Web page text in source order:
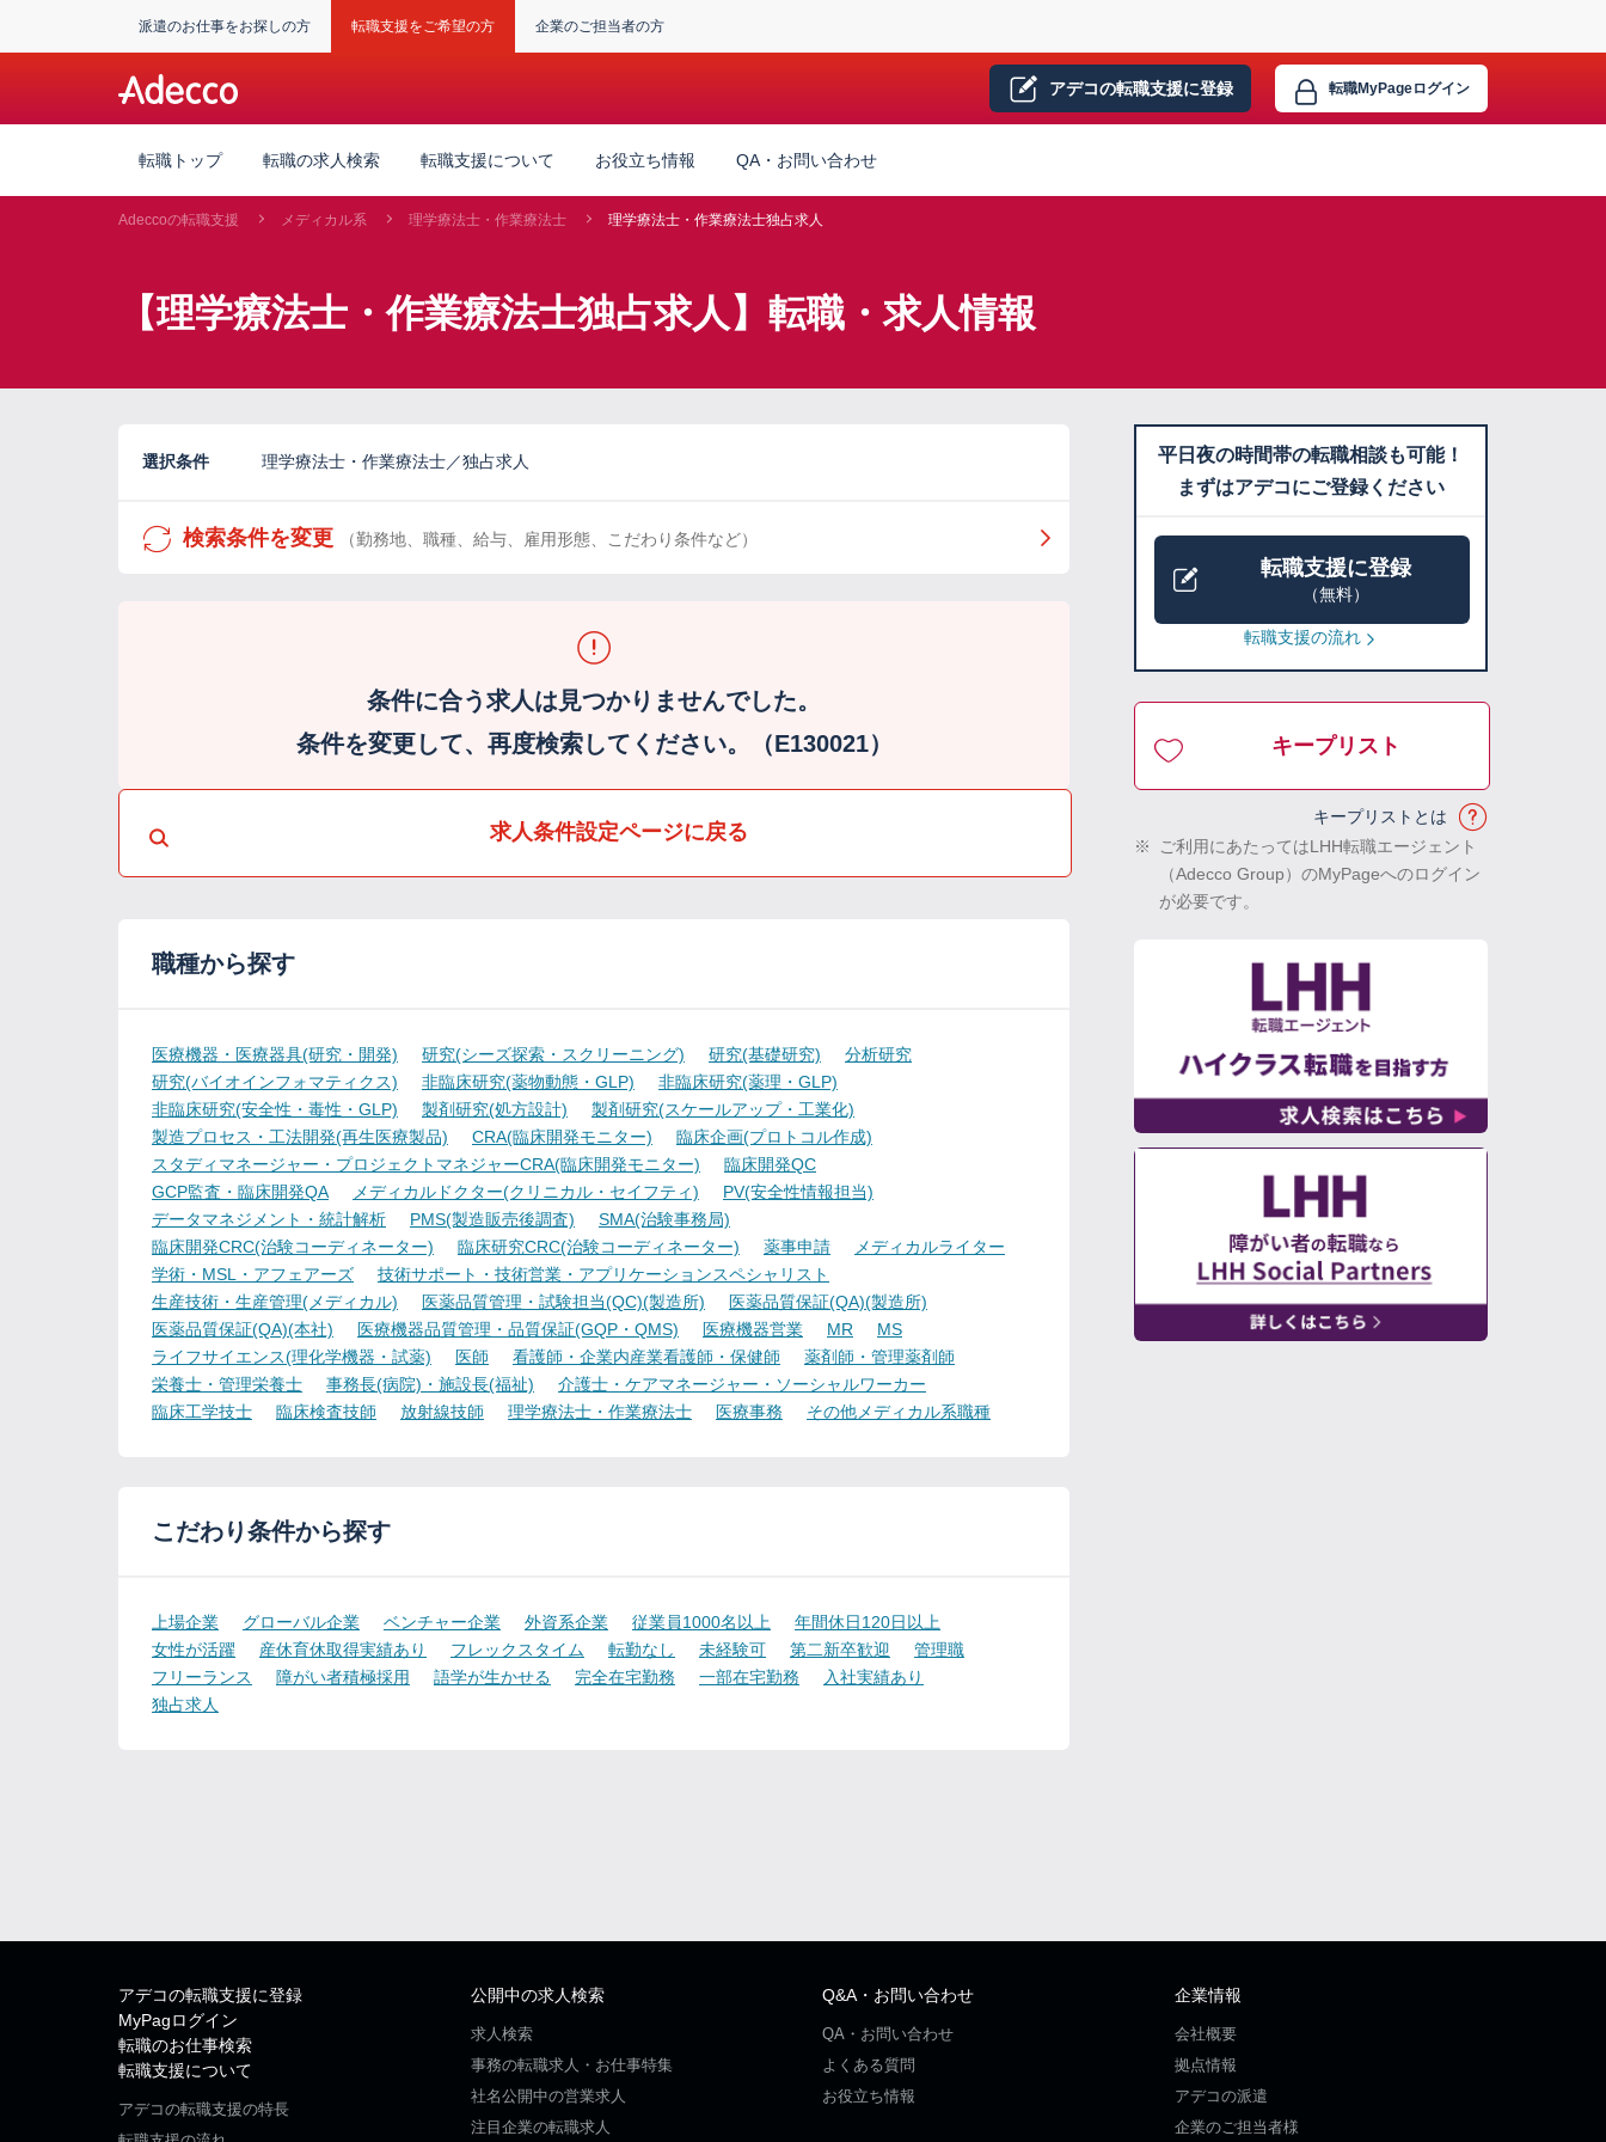
派遣のお仕事をお探しの方 転職支援をご希望の方 企業のご担当者の方
アデコの転職支援に登録 転職MyPageログイン
転職トップ 転職の求人検索 転職支援について お役立ち情報 QA・お問い合わせ
Adeccoの転職支援 メディカル系 理学療法士・作業療法士 理学療法士・作業療法士独占求人
【理学療法士・作業療法士独占求人】転職・求人情報
選択条件 理学療法士・作業療法士／独占求人
検索条件を変更 （勤務地、職種、給与、雇用形態、こだわり条件など）
条件に合う求人は見つかりませんでした。
条件を変更して、再度検索してください。（E130021）
求人条件設定ページに戻る
職種から探す
医療機器・医療器具(研究・開発) 研究(シーズ探索・スクリーニング) 研究(基礎研究)
分析研究
研究(バイオインフォマティクス)
非臨床研究(薬物動態・GLP)
非臨床研究(薬理・GLP)
非臨床研究(安全性・毒性・GLP)
製剤研究(処方設計)
製剤研究(スケールアップ・工業化)
製造プロセス・工法開発(再生医療製品)
CRA(臨床開発モニター)
臨床企画(プロトコル作成)
スタディマネージャー・プロジェクトマネジャーCRA(臨床開発モニター)
臨床開発QC
GCP監査・臨床開発QA
メディカルドクター(クリニカル・セイフティ)
PV(安全性情報担当)
データマネジメント・統計解析
PMS(製造販売後調査)
SMA(治験事務局)
臨床開発CRC(治験コーディネーター)
臨床研究CRC(治験コーディネーター) 薬事申請
メディカルライター
学術・MSL・アフェアーズ
技術サポート・技術営業・アプリケーションスペシャリスト
生産技術・生産管理(メディカル)
医薬品質管理・試験担当(QC)(製造所)
医薬品質保証(QA)(製造所)
医薬品質保証(QA)(本社)
医療機器品質管理・品質保証(GQP・QMS) 医療機器営業 MR
MS
ライフサイエンス(理化学機器・試薬)
医師 看護師・企業内産業看護師・保健師
薬剤師・管理薬剤師
栄養士・管理栄養士
事務長(病院)・施設長(福祉)
介護士・ケアマネージャー・ソーシャルワーカー
臨床工学技士
臨床検査技師 放射線技師 理学療法士・作業療法士 医療事務 その他メディカル系職種
こだわり条件から探す
上場企業 グローバル企業 ベンチャー企業 外資系企業 従業員1000名以上
年間休日120日以上
女性が活躍
産休育休取得実績あり フレックスタイム 転勤なし 未経験可 第二新卒歓迎
管理職
フリーランス
障がい者積極採用 語学が生かせる 完全在宅勤務 一部在宅勤務
入社実績あり
独占求人
平日夜の時間帯の転職相談も可能！
まずはアデコにご登録ください
転職支援に登録
（無料）
転職支援の流れ
キープリスト
キープリストとは
※
ご利用にあたってはLHH転職エージェント
（Adecco Group）のMyPageへのログイン
が必要です。
アデコの転職支援に登録
MyPagログイン
転職のお仕事検索
転職支援について
アデコの転職支援の特長
公開中の求人検索
求人検索
事務の転職求人・お仕事特集
社名公開中の営業求人
注目企業の転職求人
Q&A・お問い合わせ
QA・お問い合わせ
よくある質問
お役立ち情報
企業情報
会社概要
拠点情報
アデコの派遣
企業のご担当者様